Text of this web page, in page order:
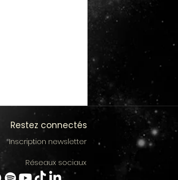
Restez connectés
Inscription newsletter
Réseaux sociaux